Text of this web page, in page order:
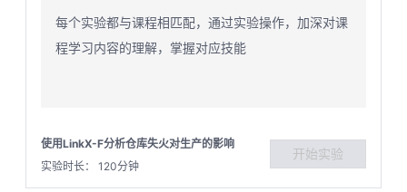
每个实验都与课程相匹配，通过实验操作，加深对课
程学习内容的理解，掌握对应技能
使用LinkX-F分析仓库失火对生产的影响
实验时长： 120分钟
开始实验